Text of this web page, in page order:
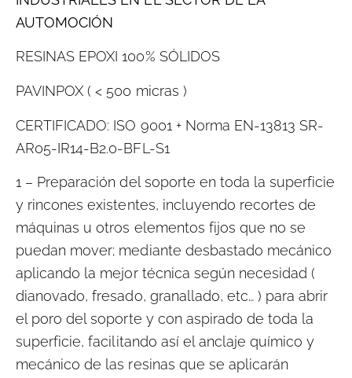
AUTOMOCIÓN
RESINAS EPOXI 100% SÓLIDOS
PAVINPOX ( < 500 micras )
CERTIFICADO: ISO 9001 + Norma EN-13813 SR-
AR05-IR14-B2.0-BFL-S1
1 – Preparación del soporte en toda la superficie
y rincones existentes, incluyendo recortes de
máquinas u otros elementos fijos que no se
puedan mover; mediante desbastado mecánico
aplicando la mejor técnica según necesidad (
dianovado, fresado, granallado, etc… ) para abrir
el poro del soporte y con aspirado de toda la
superficie, facilitando así el anclaje químico y
mecánico de las resinas que se aplicarán